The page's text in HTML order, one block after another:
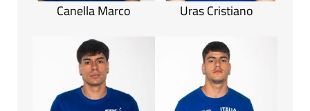
Canella Marco Uras Cristiano